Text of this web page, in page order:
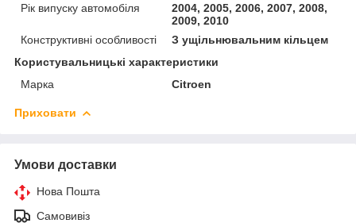
Рік випуску автомобіля
2004, 2005, 2006, 2007, 2008,
2009, 2010
Конструктивні особливості
З ущільнювальним кільцем
Користувальницькі характеристики
Марка
Citroen
Приховати
Умови доставки
Нова Пошта
Самовивіз